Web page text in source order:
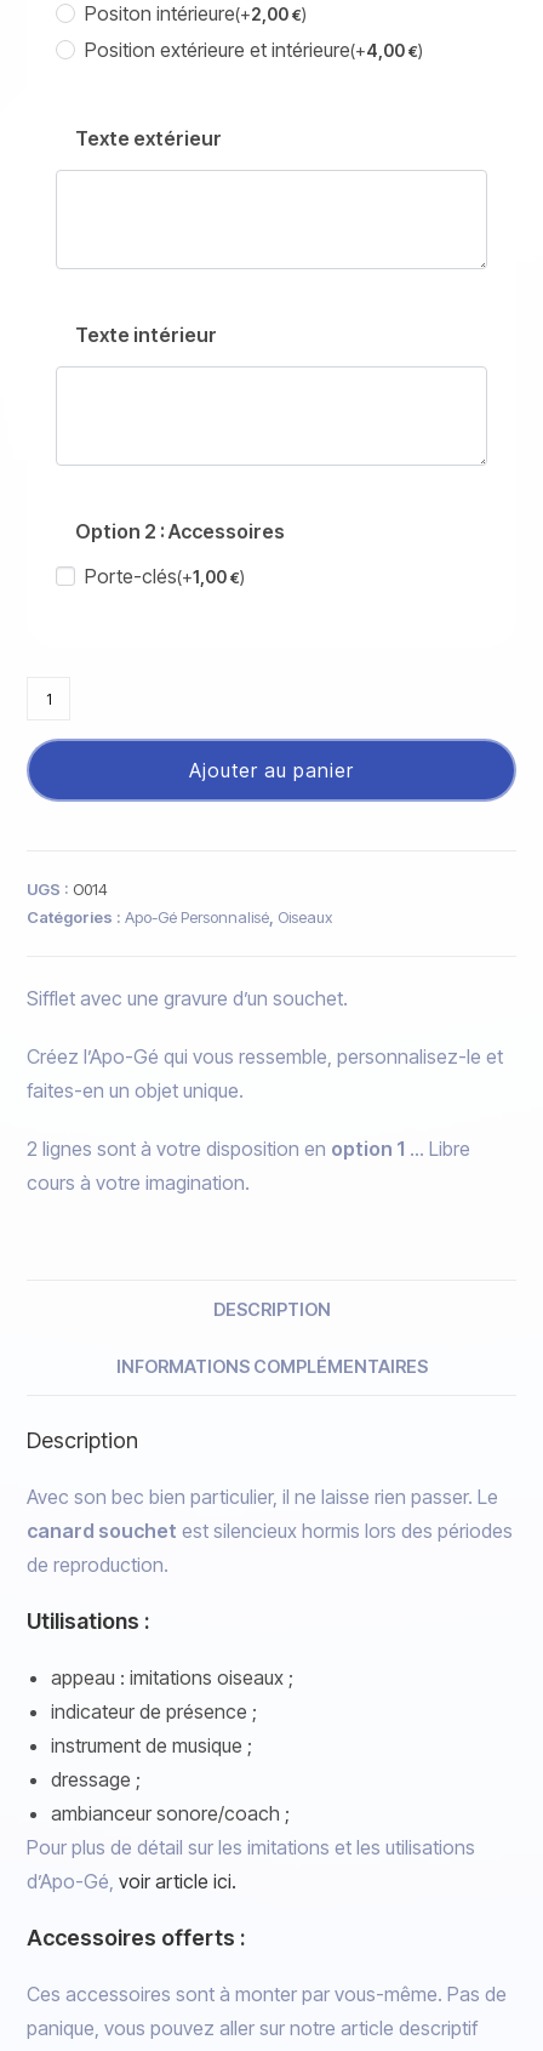
Positon intérieure(+2,00€)
Position extérieure et intérieure(+4,00€)
Texte extérieur
Texte intérieur
Option 2 : Accessoires
Porte-clés(+1,00€)
Ajouter au panier
UGS : O014
Catégories :Apo-Gé Personnalisé, Oiseaux
Sifflet avec une gravure d’un souchet.
Créez l’Apo-Gé qui vous ressemble, personnalisez-le et
faites-en un objet unique.
2 lignes sont à votre disposition en option 1 … Libre
cours à votre imagination.
DESCRIPTION
INFORMATIONS COMPLÉMENTAIRES
Description
Avec son bec bien particulier, il ne laisse rien passer. Le
canard souchet est silencieux hormis lors des périodes
de reproduction.
Utilisations :
appeau : imitations oiseaux ;
indicateur de présence ;
instrument de musique ;
dressage ;
ambianceur sonore/coach ;
Pour plus de détail sur les imitations et les utilisations
d’Apo-Gé,voir article ici.
Accessoires offerts :
Ces accessoires sont à monter par vous-même. Pas de
panique, vous pouvez aller sur notre article descriptif